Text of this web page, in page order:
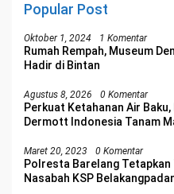
Popular Post
Oktober 1, 2024 1 Komentar
Rumah Rempah, Museum
Hadir di Bintan
Agustus 8, 2026 0 Komentar
Perkuat Ketahanan Air
Dermott Indonesia Tanam
Maret 20, 2023 0 Komentar
Polresta Barelang Tetapkan
Nasabah KSP